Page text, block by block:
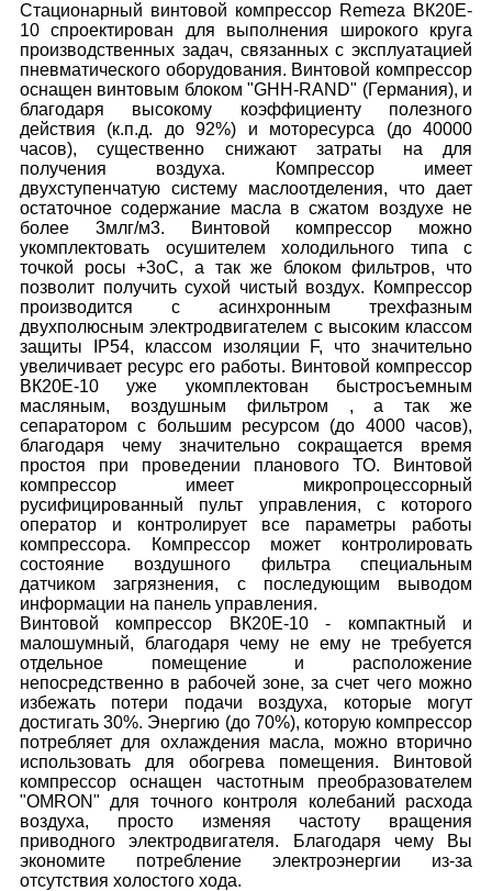
Стационарный винтовой компрессор Remeza ВК20E-
10 спроектирован для выполнения широкого круга
производственных задач, связанных с эксплуатацией
пневматического оборудования. Винтовой компрессор
оснащен винтовым блоком "GHH-RAND" (Германия), и
благодаря высокому коэффициенту полезного
действия (к.п.д. до 92%) и моторесурса (до 40000
часов), существенно снижают затраты на для
получения воздуха. Компрессор имеет
двухступенчатую систему маслоотделения, что дает
остаточное содержание масла в сжатом воздухе не
более 3млг/м3. Винтовой компрессор можно
укомплектовать осушителем холодильного типа с
точкой росы +3оС, а так же блоком фильтров, что
позволит получить сухой чистый воздух. Компрессор
производится с асинхронным трехфазным
двухполюсным электродвигателем с высоким классом
защиты IP54, классом изоляции F, что значительно
увеличивает ресурс его работы. Винтовой компрессор
ВК20E-10 уже укомплектован быстросъемным
масляным, воздушным фильтром , а так же
сепаратором с большим ресурсом (до 4000 часов),
благодаря чему значительно сокращается время
простоя при проведении планового ТО. Винтовой
компрессор имеет микропроцессорный
русифицированный пульт управления, с которого
оператор и контролирует все параметры работы
компрессора. Компрессор может контролировать
состояние воздушного фильтра специальным
датчиком загрязнения, с последующим выводом
информации на панель управления.
Винтовой компрессор ВК20E-10 - компактный и
малошумный, благодаря чему не ему не требуется
отдельное помещение и расположение
непосредственно в рабочей зоне, за счет чего можно
избежать потери подачи воздуха, которые могут
достигать 30%. Энергию (до 70%), которую компрессор
потребляет для охлаждения масла, можно вторично
использовать для обогрева помещения. Винтовой
компрессор оснащен частотным преобразователем
"OMRON" для точного контроля колебаний расхода
воздуха, просто изменяя частоту вращения
приводного электродвигателя. Благодаря чему Вы
экономите потребление электроэнергии из-за
отсутствия холостого хода.